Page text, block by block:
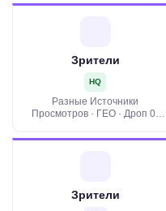
Зрители
HQ
Разные Источники
Просмотров · ГЕО · Дроп 0-
Зрители